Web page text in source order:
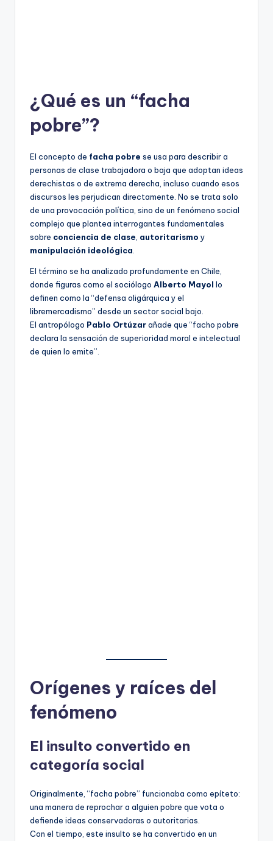
¿Qué es un “facha
pobre”?
El concepto de facha pobre se usa para describir a
personas de clase trabajadora o baja que adoptan ideas
derechistas o de extrema derecha, incluso cuando esos
discursos les perjudican directamente. No se trata solo
de una provocación política, sino de un fenómeno social
complejo que plantea interrogantes fundamentales
sobre conciencia de clase, autoritarismo y
manipulación ideológica.
El término se ha analizado profundamente en Chile,
donde figuras como el sociólogo Alberto Mayol lo
definen como la “defensa oligárquica y el
libremercadismo” desde un sector social bajo.
El antropólogo Pablo Ortúzarañade que “facho pobre
declara la sensación de superioridad moral e intelectual
de quien lo emite”.
Orígenes y raíces del
fenómeno
El insulto convertido en
categoría social
Originalmente, “facha pobre” funcionaba como epíteto:
una manera de reprochar a alguien pobre que vota o
defiende ideas conservadoras o autoritarias.
Con el tiempo, este insulto se ha convertido en un